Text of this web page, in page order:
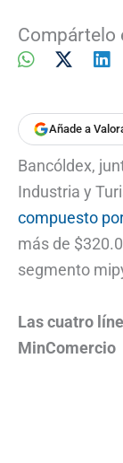
Compártelo
Añade a
Bancóldex,
Industria y
compuesto
más de
segmento
Las cuatro
MinComercio